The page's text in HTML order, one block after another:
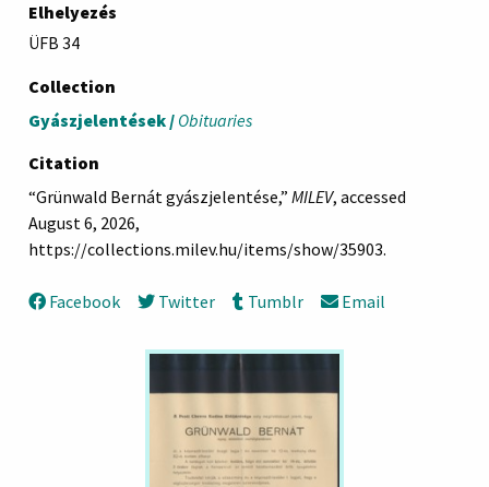
Elhelyezés
ÜFB 34
Collection
Gyászjelentések / Obituaries
Citation
“Grünwald Bernát gyászjelentése,” MILEV, accessed
August 6, 2026,
https://collections.milev.hu/items/show/35903.
Facebook Twitter Tumblr Email